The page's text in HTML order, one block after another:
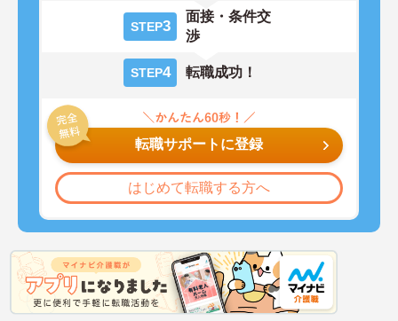
STEP3
面接・条件交
渉
STEP4 転職成功！
転職サポートに登録
はじめて転職する方へ